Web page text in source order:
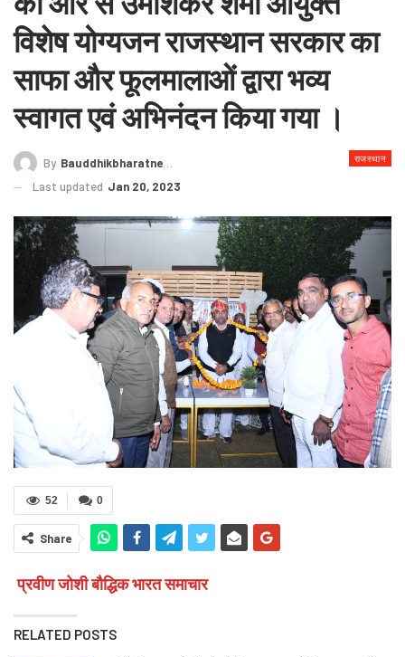
विशेष योग्यजन राजस्थान सरकार का
साफा और फूलमालाओं द्वारा भव्य
स्वागत एवं अभिनंदन किया गया ।
राजस्थान
By Bauddhikbharatnews@gmail.com
Last updated Jan 20, 2023
0
52
Share
प्रवीण जोशी बौद्धिक भारत समाचार
RELATED POSTS